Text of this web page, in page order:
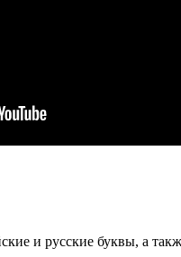
и русские буквы, а